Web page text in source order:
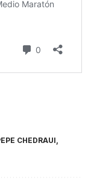
CHEDRAUI